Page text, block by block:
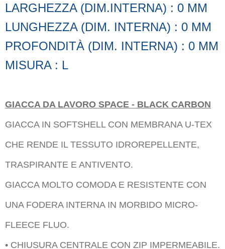
LARGHEZZA (DIM.INTERNA) : 0 MM
LUNGHEZZA (DIM. INTERNA) : 0 MM
PROFONDITÀ (DIM. INTERNA) : 0 MM
MISURA : L
GIACCA DA LAVORO SPACE - BLACK CARBON
GIACCA IN SOFTSHELL CON MEMBRANA U-TEX
CHE RENDE IL TESSUTO IDROREPELLENTE,
TRASPIRANTE E ANTIVENTO.
GIACCA MOLTO COMODA E RESISTENTE CON
UNA FODERA INTERNA IN MORBIDO MICRO-
FLEECE FLUO.
• CHIUSURA CENTRALE CON ZIP IMPERMEABILE.